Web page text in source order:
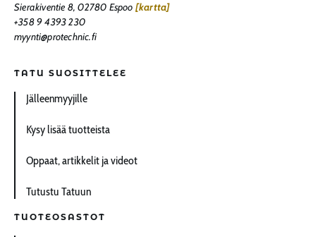
Sierakiventie 8, 02780 Espoo [kartta]
+358 9 4393 230
myynti@protechnic.fi
TATU SUOSITTELEE
Jälleenmyyjille
Kysy lisää tuotteista
Oppaat, artikkelit ja videot
Tutustu Tatuun
TUOTEOSASTOT